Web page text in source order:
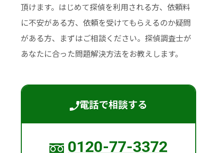
頂けます。はじめて探偵を利用される方、依頼料
に不安がある方、依頼を受けてもらえるのか疑問
がある方、まずはご相談ください。探偵調査士が
あなたに合った問題解決方法をお教えします。
電話で相談する
0120-77-3372